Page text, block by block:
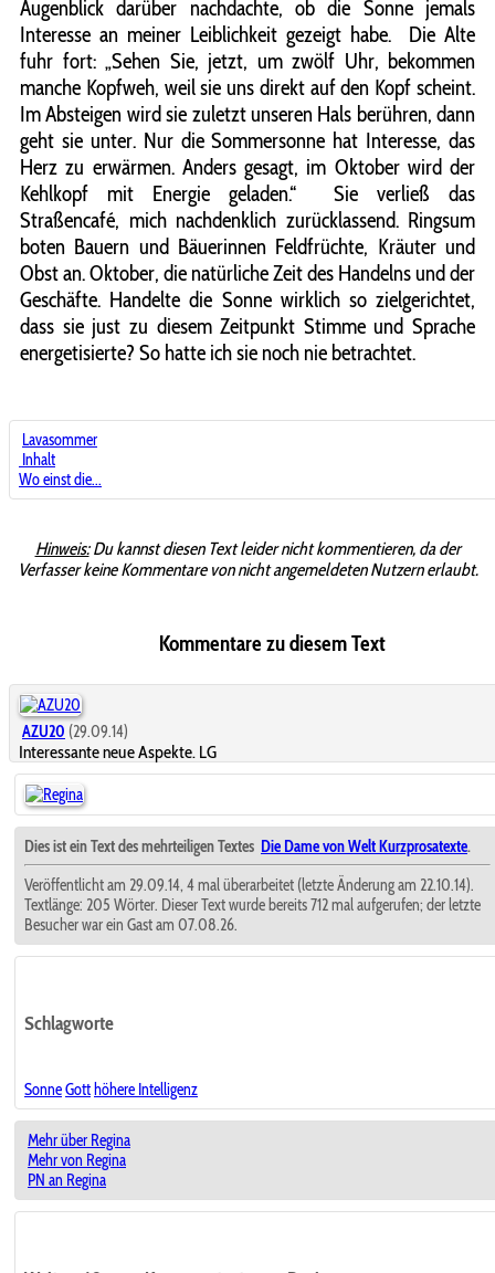
Augenblick darüber nachdachte, ob die Sonne jemals
Interesse an meiner Leiblichkeit gezeigt habe. Die Alte
fuhr fort: „Sehen Sie, jetzt, um zwölf Uhr, bekommen
manche Kopfweh, weil sie uns direkt auf den Kopf scheint.
Im Absteigen wird sie zuletzt unseren Hals berühren, dann
geht sie unter. Nur die Sommersonne hat Interesse, das
Herz zu erwärmen. Anders gesagt, im Oktober wird der
Kehlkopf mit Energie geladen.“ Sie verließ das
Straßencafé, mich nachdenklich zurücklassend. Ringsum
boten Bauern und Bäuerinnen Feldfrüchte, Kräuter und
Obst an. Oktober, die natürliche Zeit des Handelns und der
Geschäfte. Handelte die Sonne wirklich so zielgerichtet,
dass sie just zu diesem Zeitpunkt Stimme und Sprache
energetisierte? So hatte ich sie noch nie betrachtet.
Lavasommer
Inhalt
Wo einst die...
Hinweis:Du kannst diesen Text leider nicht kommentieren, da der
Verfasser keine Kommentare von nicht angemeldeten Nutzern erlaubt.
Kommentare zu diesem Text
AZU20 (29.09.14)
Interessante neue Aspekte. LG
Dies ist ein Text des mehrteiligen Textes Die Dame von Welt Kurzprosatexte.
Veröffentlicht am 29.09.14, 4 mal überarbeitet (letzte Änderung am 22.10.14).
Textlänge: 205 Wörter. Dieser Text wurde bereits 712 mal aufgerufen; der letzte
Besucher war ein Gast am 07.08.26.
Schlagworte
SonneGott höhere Intelligenz
Mehr über Regina
Mehr von Regina
PN an Regina